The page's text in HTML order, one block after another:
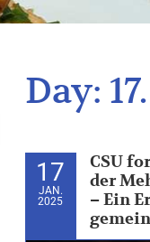
Day:
17
JAN.
2025
CSU
der
– Ein